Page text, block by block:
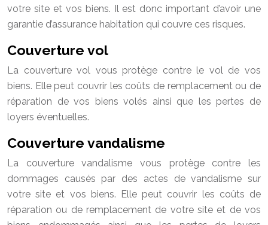
votre site et vos biens. Il est donc important d’avoir une
garantie d’assurance habitation qui couvre ces risques.
Couverture vol
La couverture vol vous protège contre le vol de vos
biens. Elle peut couvrir les coûts de remplacement ou de
réparation de vos biens volés ainsi que les pertes de
loyers éventuelles.
Couverture vandalisme
La couverture vandalisme vous protège contre les
dommages causés par des actes de vandalisme sur
votre site et vos biens. Elle peut couvrir les coûts de
réparation ou de remplacement de votre site et de vos